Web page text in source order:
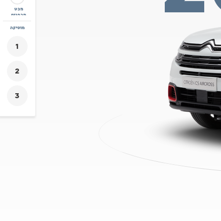
מבט
מבפנים
זום
מוסיקה